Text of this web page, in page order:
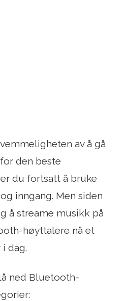
av å gå
den beste
du fortsatt å bruke
inngang. Men siden
å streame musikk på
høyttalere nå et
dag.
ned Bluetooth-